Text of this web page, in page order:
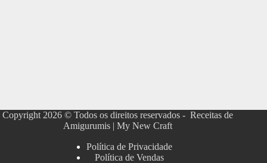
Copyright 2026 © Todos os direitos reservados - Receitas de
Amigurumis | My New Craft
Política de Privacidade
Política de Vendas